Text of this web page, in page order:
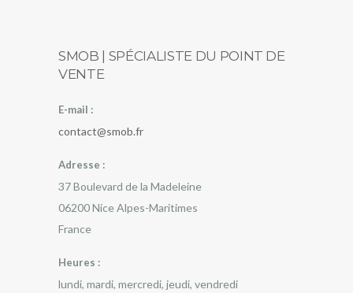
SMOB | SPÉCIALISTE DU POINT DE
VENTE
E-mail :
contact@smob.fr
Adresse :
37 Boulevard de la Madeleine
06200NiceAlpes-Maritimes
France
Heures :
lundi, mardi, mercredi, jeudi, vendredi